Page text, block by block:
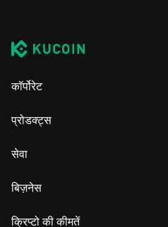
कॉर्पोरेट
प्रोडक्ट्स
सेवा
बिज़नेस
क्रिप्टो की कीमतें